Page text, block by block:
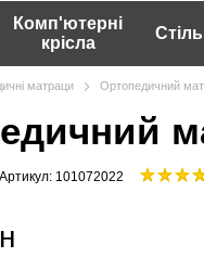
Комп'ютерні
крісла
матраци Ортопедичний
Артикул: 101072022